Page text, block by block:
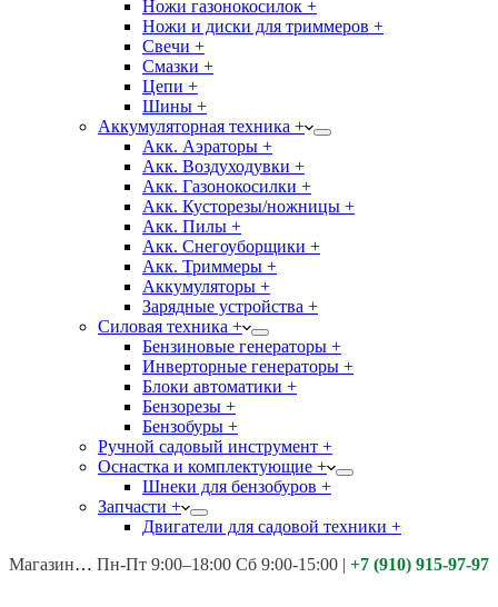
Ножи газонокосилок +
Ножи и диски для триммеров +
Свечи +
Смазки +
Цепи +
Шины +
Аккумуляторная техника +
Акк. Аэраторы +
Акк. Воздуходувки +
Акк. Газонокосилки +
Акк. Кусторезы/ножницы +
Акк. Пилы +
Акк. Снегоуборщики +
Акк. Триммеры +
Аккумуляторы +
Зарядные устройства +
Силовая техника +
Бензиновые генераторы +
Инверторные генераторы +
Блоки автоматики +
Бензорезы +
Бензобуры +
Ручной садовый инструмент +
Оснастка и комплектующие +
Шнеки для бензобуров +
Запчасти +
Двигатели для садовой техники +
Магазины: Калуга ул. Московская д.113
Пн-Пт 9:00–18:00 Сб 9:00-15:00 | +7 (910) 915-97-97